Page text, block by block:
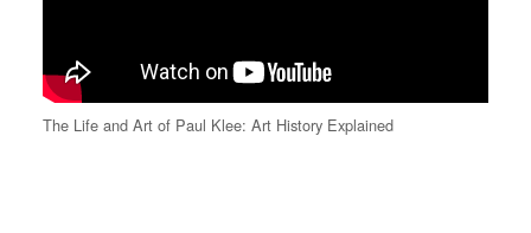
The Life and Art of Paul Klee: Art History Explained